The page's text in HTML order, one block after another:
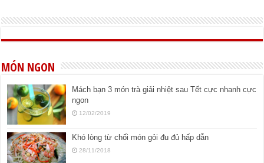
MÓN NGON
Mách bạn 3 món trà giải nhiệt sau Tết cực nhanh cực
ngon
12/02/2019
Khó lòng từ chối món gỏi đu đủ hấp dẫn
28/11/2018